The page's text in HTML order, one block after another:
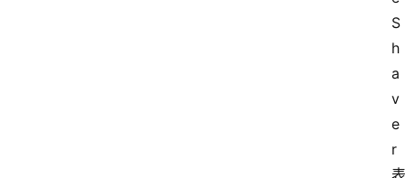
S
h
a
v
e
r
表